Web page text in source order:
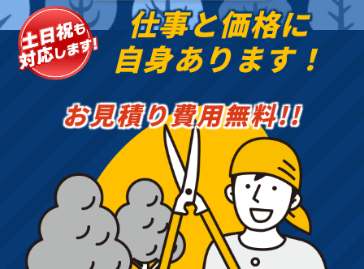
仕事と価格に
自身あります！
お見積り費用無料!!